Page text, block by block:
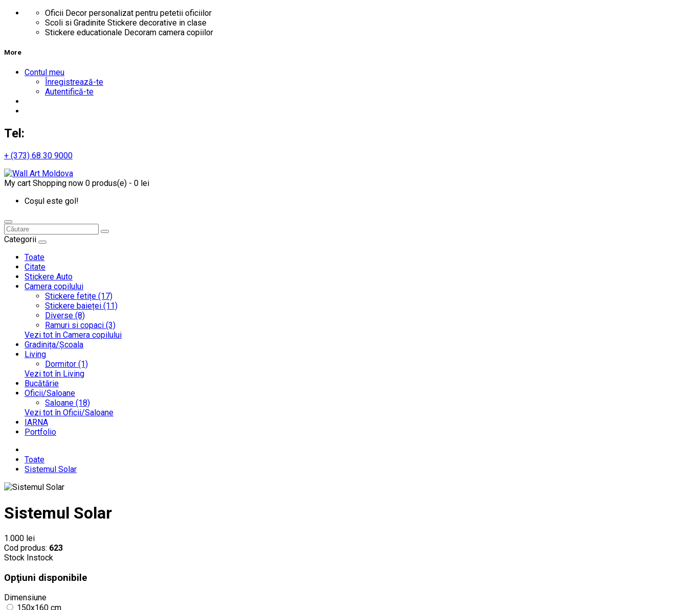
Oficii Decor personalizat pentru petetii oficiilor
Scoli si Gradinite Stickere decorative in clase
Stickere educationale Decoram camera copiilor
More
Contul meu
Înregistrează-te
Autentifică-te
Tel:
+ (373) 68 30 9000
My cart Shopping now 0 produs(e) - 0 lei
Coșul este gol!
Categorii
Toate
Citate
Stickere Auto
Camera copilului
Stickere fetițe (17)
Stickere baieței (11)
Diverse (8)
Ramuri si copaci (3)
Vezi tot în Camera copilului
Gradinița/Școala
Living
Dormitor (1)
Vezi tot în Living
Bucătărie
Oficii/Saloane
Saloane (18)
Vezi tot în Oficii/Saloane
IARNA
Portfolio
Toate
Sistemul Solar
Sistemul Solar
1.000 lei
Cod produs: 623
Stock Instock
Opţiuni disponibile
Dimensiune
150x160 cm